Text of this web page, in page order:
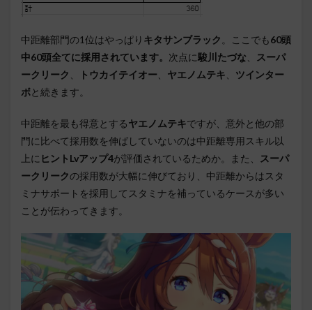
中距離部門の1位はやっぱり キタサンブラック 。ここでも60頭
中60頭全てに採用されています。 次点に駿川たづな
スーパ
ークリーク
トウカイテイオー ヤエノムテキ
ツインター
ボと続きます。
中距離を最も得意とするヤエノムテキですが、意外と他の部
門に比べて採用数を伸ばしていないのは中距離専用スキル以
上に ヒントLvアップ4が評価されているためか。また、
スーパ
ークリークの採用数が大幅に伸びており、中距離からはスタ
ミナサポートを採用してスタミナを補っているケースが多い
ことが伝わってきます。